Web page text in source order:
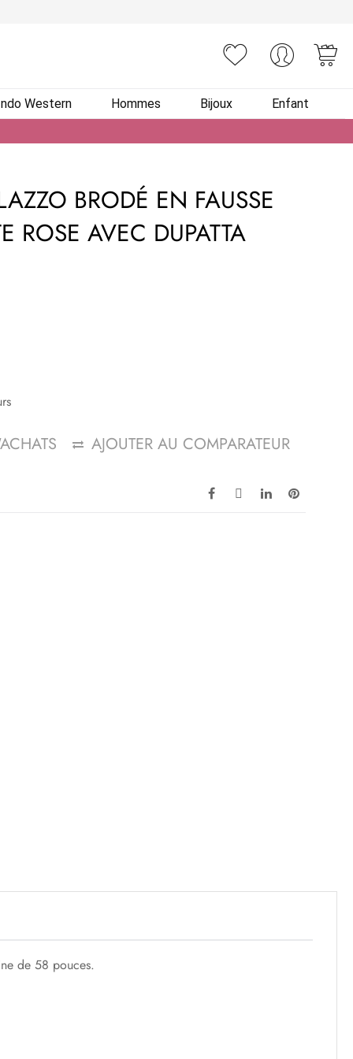
Western Hommes Bijoux Enfant
BRODÉ EN FAUSSE
ROSE AVEC DUPATTA
AJOUTER AU COMPARATEUR
de 58 pouces.